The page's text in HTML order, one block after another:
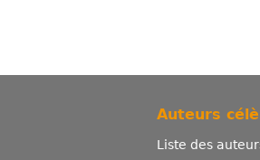
Auteurs
Liste des